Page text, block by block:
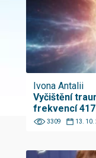
Ivona Antalii
Vyčištění
frekvencí 417
3309 13. 10.